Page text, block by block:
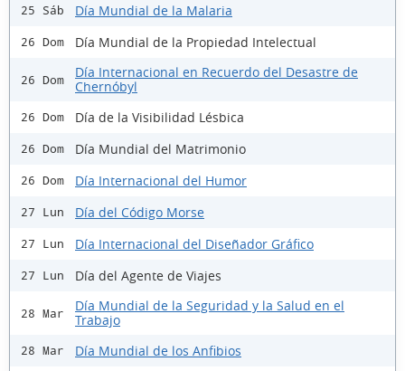
25 Sáb Día Mundial de la Malaria
26 Dom Día Mundial de la Propiedad Intelectual
26 Dom
Día Internacional en Recuerdo del Desastre de
Chernóbyl
26 Dom Día de la Visibilidad Lésbica
26 Dom Día Mundial del Matrimonio
26 Dom Día Internacional del Humor
27 Lun Día del Código Morse
27 Lun Día Internacional del Diseñador Gráfico
27 Lun Día del Agente de Viajes
28 Mar
Día Mundial de la Seguridad y la Salud en el
Trabajo
28 Mar Día Mundial de los Anfibios